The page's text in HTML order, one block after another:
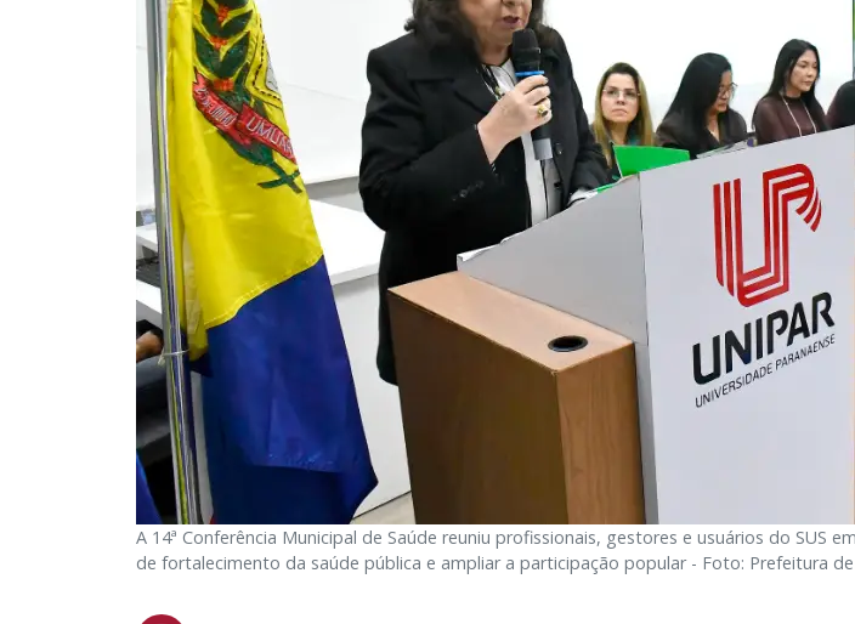
A 14ª Conferência Municipal de Saúde reuniu profissionais, gestores e usuários do SUS
de fortalecimento da saúde pública e ampliar a participação popular - Foto: Prefeitura